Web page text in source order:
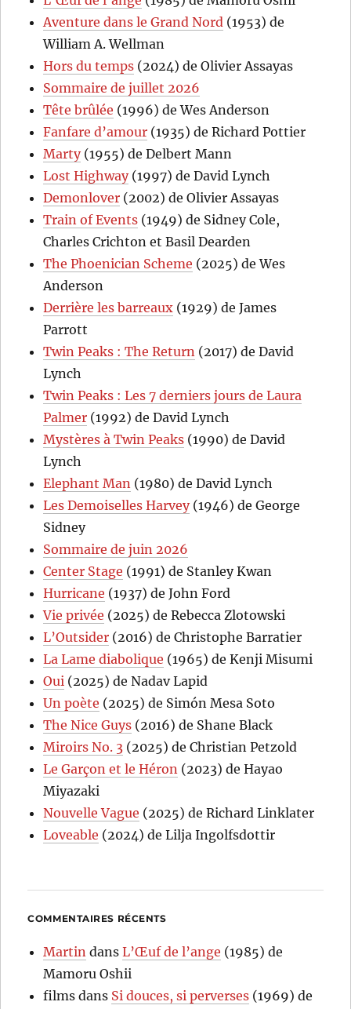
Aventure dans le Grand Nord (1953) de
William A. Wellman
Hors du temps (2024) de Olivier Assayas
Sommaire de juillet 2026
Tête brûlée (1996) de Wes Anderson
Fanfare d’amour (1935) de Richard Pottier
Marty(1955) de Delbert Mann
Lost Highway(1997) de David Lynch
Demonlover (2002) de Olivier Assayas
Train of Events (1949) de Sidney Cole,
Charles Crichton et Basil Dearden
The Phoenician Scheme (2025) de Wes
Anderson
Derrière les barreaux (1929) de James
Parrott
Twin Peaks : The Return (2017) de David
Lynch
Twin Peaks : Les 7 derniers jours de Laura
Palmer (1992) de David Lynch
Mystères à Twin Peaks (1990) de David
Lynch
Elephant Man (1980) de David Lynch
Les Demoiselles Harvey(1946) de George
Sidney
Sommaire de juin 2026
Center Stage (1991) de Stanley Kwan
Hurricane (1937) de John Ford
Vie privée (2025) de Rebecca Zlotowski
L’Outsider (2016) de Christophe Barratier
La Lame diabolique (1965) de Kenji Misumi
Oui (2025) de Nadav Lapid
Un poète (2025) de Simón Mesa Soto
The Nice Guys (2016) de Shane Black
Miroirs No. 3 (2025) de Christian Petzold
Le Garçon et le Héron (2023) de Hayao
Miyazaki
Nouvelle Vague (2025) de Richard Linklater
Loveable (2024) de Lilja Ingolfsdottir
COMMENTAIRES RÉCENTS
Martin dansL’Œuf de l’ange (1985) de
Mamoru Oshii
films dans Si douces, si perverses (1969) de